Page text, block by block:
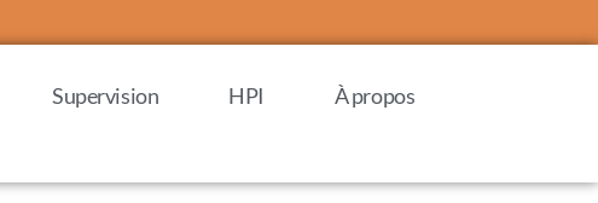
Supervision HPI
À propos